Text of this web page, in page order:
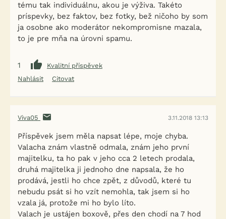
tému tak individuálnu, akou je výživa. Takéto
príspevky, bez faktov, bez fotky, bež ničoho by som
ja osobne ako moderátor nekompromisne mazala,
to je pre mňa na úrovni spamu.
1
Kvalitní příspěvek
Nahlásit
Citovat
Viva05 3.11.2018 13:13
Příspěvek jsem měla napsat lépe, moje chyba.
Valacha znám vlastně odmala, znám jeho první
majitelku, ta ho pak v jeho cca 2 letech prodala,
druhá majitelka ji jednoho dne napsala, že ho
prodává, jestli ho chce zpět, z důvodů, které tu
nebudu psát si ho vzít nemohla, tak jsem si ho
vzala já, protože mi ho bylo líto.
Valach je ustájen boxově, přes den chodí na 7 hod